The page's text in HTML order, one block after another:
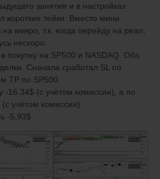
занятия и в настройках
короткие тейки. Вместо мини
на микро, т.к. когда перейду на реал,
нескоро.
покупку на SP500 и NASDAQ. Оба
Сначала сработал SL по
TP по SP500.
-16.34$ (с учётом комиссии), а по
учётом комиссии).
-5,93$